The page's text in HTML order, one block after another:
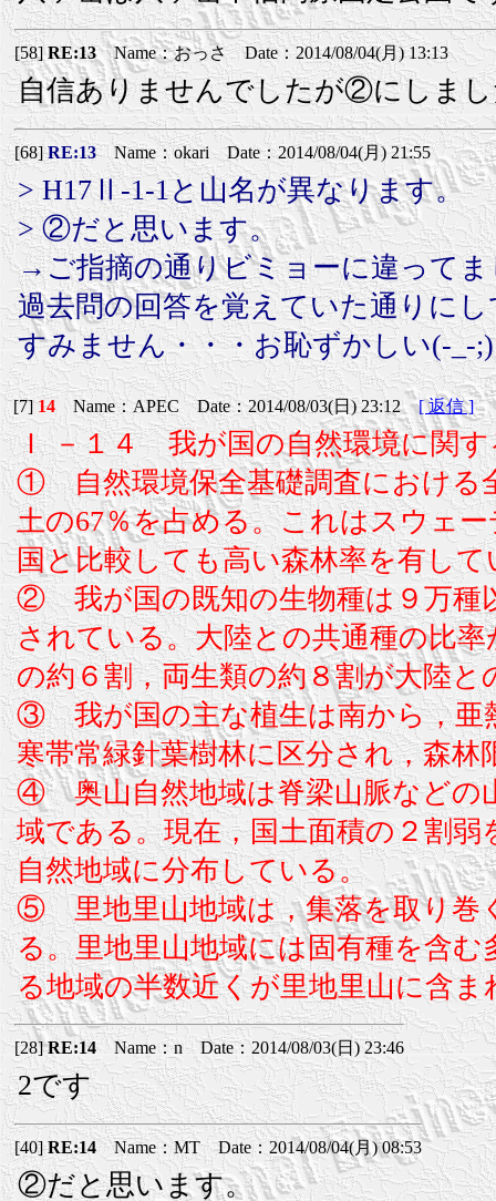
[58]RE:13Name：おっさ Date：2014/08/04(月) 13:13
自信ありませんでしたが②にしま
[68]RE:13Name：okari Date：2014/08/04(月) 21:55
> H17Ⅱ-1-1と山名が異なります。
> ②だと思います。
→ご指摘の通りビミョーに違ってま
過去問の回答を覚えていた通りに
すみません・・・お恥ずかしい(-_-;)
[7]14Name：APEC Date：2014/08/03(日) 23:12[ 返信 ]
Ｉ －１４ 我が国の自然環境に関
① 自然環境保全基礎調査における
土の67％を占める。これはスウェ
国と比較しても高い森林率を有して
② 我が国の既知の生物種は９万種
されている。大陸との共通種の比
の約６割，両生類の約８割が大陸と
③ 我が国の主な植生は南から，亜
寒帯常緑針葉樹林に区分され，森
④ 奥山自然地域は脊梁山脈などの
域である。現在，国土面積の２割
自然地域に分布している。
⑤ 里地里山地域は，集落を取り巻
る。里地里山地域には固有種を含
る地域の半数近くが里地里山に含ま
[28]RE:14Name：n Date：2014/08/03(日) 23:46
2です
[40]RE:14 Name：MT Date：2014/08/04(月) 08:53
②だと思います。